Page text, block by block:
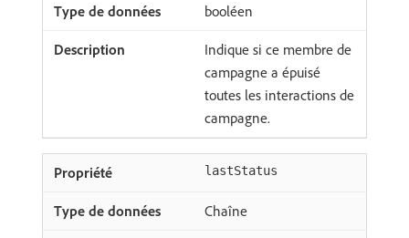
booléen
Indique si ce membre de
campagne a épuisé
toutes les interactions de
campagne.
lastStatus
Chaîne